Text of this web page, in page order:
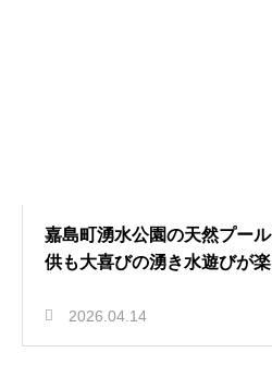
嘉島町湧水公園の天然プー
供も大喜びの湧き水遊びが
2026.04.14